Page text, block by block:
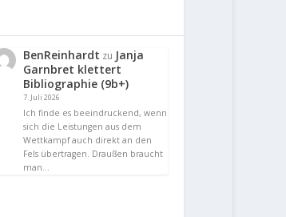
BenReinhardt zu Janja
Garnbret klettert
Bibliographie (9b+)
7. Juli 2026
Ich finde es beeindruckend, wenn
sich die Leistungen aus dem
Wettkampf auch direkt an den
Fels übertragen. Draußen braucht
man…